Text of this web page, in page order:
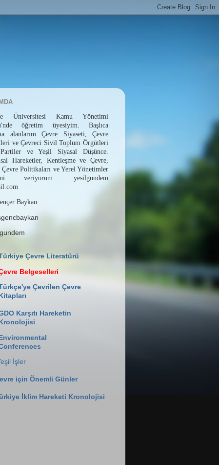
Üniversitesi Kamu Yönetimi
öğretim üyesiyim. Başlıca
alanlarım Çevre Siyaseti, Çevre
ve Çevreci Sivil Toplum Örgütleri
ve Yeşil Siyasal Düşünce.
Hareketler, Kentleşme ve Çevre,
Çevre Politikaları ve Yerel Yönetimler
veriyorum. yesilgundem
Baykan
Çevre Literatürü
Belgeselleri
Çevrilen Çevre
Kitapları
Karşıtı Hareketin
Kronolojisi
Environmental
İşler
için Önemli Günler
İklim Hareketi Kronolojisi